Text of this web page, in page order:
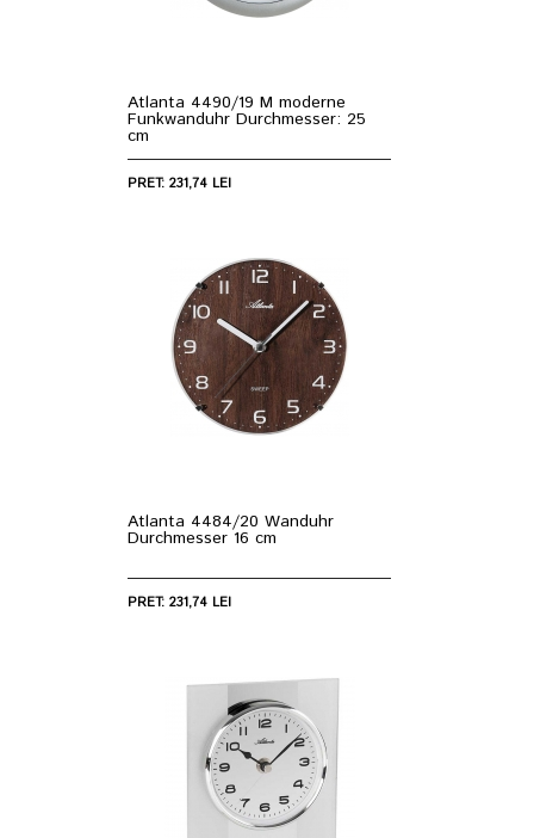
Atlanta 4490/19 M moderne
Funkwanduhr Durchmesser: 25
cm
PRET: 231,74 LEI
Atlanta 4484/20 Wanduhr
Durchmesser 16 cm
PRET: 231,74 LEI